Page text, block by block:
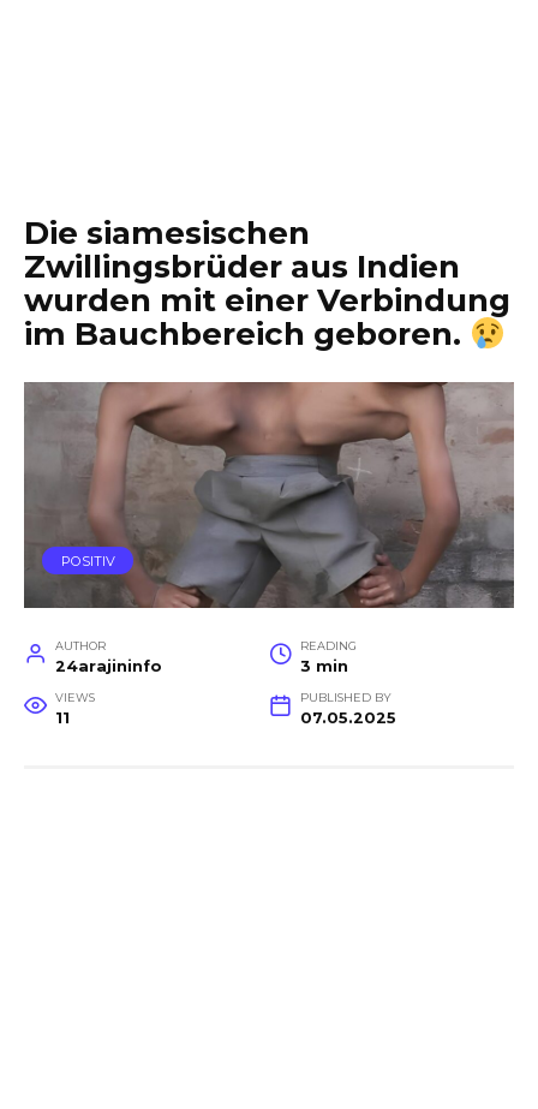
Die siamesischen
Zwillingsbrüder aus Indien
wurden mit einer Verbindung
im Bauchbereich geboren.
POSITIV
AUTHOR
24arajininfo
READING
3 min
VIEWS
11
PUBLISHED BY
07.05.2025